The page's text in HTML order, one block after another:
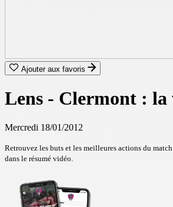
Ajouter aux favoris
Lens - Clermont : la
Mercredi 18/01/2012
Retrouvez les buts et les meilleures actions du
dans le résumé vidéo.